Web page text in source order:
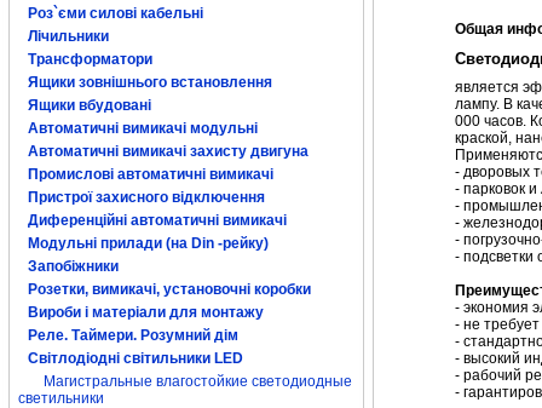
Роз`єми силові кабельні
Лічильники
Трансформатори
Ящики зовнішнього встановлення
Ящики вбудовані
Автоматичні вимикачі модульні
Автоматичні вимикачі захисту двигуна
Промислові автоматичні вимикачі
Пристрої захисного відключення
Диференційні автоматичні вимикачі
Модульні прилади (на Din -рейку)
Запобіжники
Розетки, вимикачі, установочні коробки
Вироби і матеріали для монтажу
Реле. Таймери. Розумний дім
Світлодіодні світильники LED
Магистральные влагостойкие светодиодные
светильники
Общая
является
лампу. В
000 часов.
краской,
- дворовых
- парковок
-
-
-
- подсветки
- экономия
- не
-
- высокий
- рабочий
-